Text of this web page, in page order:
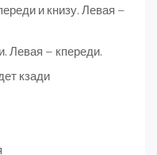
и книзу. Левая –
Левая – кпереди.
кзади